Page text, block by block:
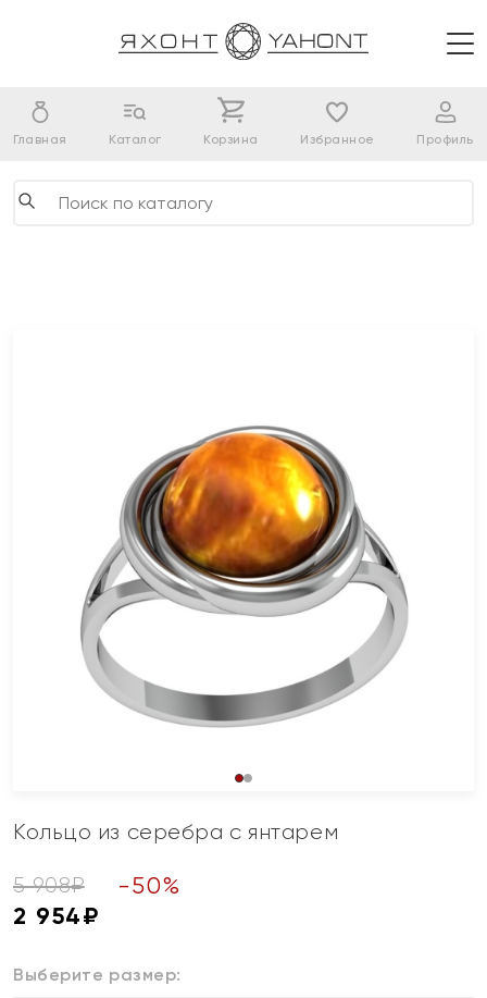
Главная Каталог Корзина Избранное Профиль
Кольцо из серебра с янтарем
5 908₽ -50%
2 954₽
Выберите размер: